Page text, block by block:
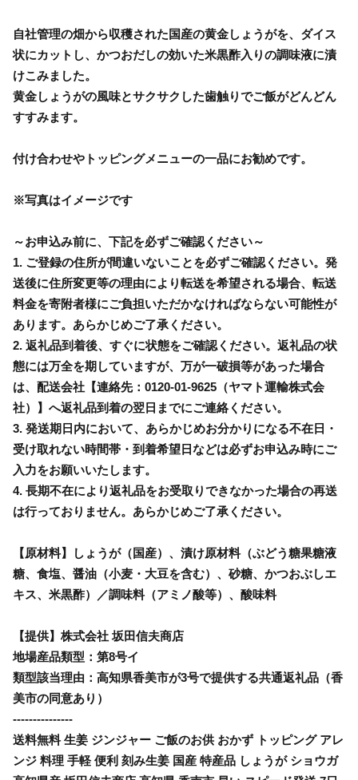
自社管理の畑から収穫された国産の黄金しょうがを、ダイス
状にカットし、かつおだしの効いた米黒酢入りの調味液に漬
けこみました。
黄金しょうがの風味とサクサクした歯触りでご飯がどんどん
すすみます。
付け合わせやトッピングメニューの一品にお勧めです。
※写真はイメージです
～お申込み前に、下記を必ずご確認ください～
1. ご登録の住所が間違いないことを必ずご確認ください。発
送後に住所変更等の理由により転送を希望される場合、転送
料金を寄附者様にご負担いただかなければならない可能性が
あります。あらかじめご了承ください。
2. 返礼品到着後、すぐに状態をご確認ください。返礼品の状
態には万全を期していますが、万が一破損等があった場合
は、配送会社【連絡先：0120-01-9625（ヤマト運輸株式会
社）】へ返礼品到着の翌日までにご連絡ください。
3. 発送期日内において、あらかじめお分かりになる不在日・
受け取れない時間帯・到着希望日などは必ずお申込み時にご
入力をお願いいたします。
4. 長期不在により返礼品をお受取りできなかった場合の再送
は行っておりません。あらかじめご了承ください。
【原材料】しょうが（国産）、漬け原材料（ぶどう糖果糖液
糖、食塩、醤油（小麦・大豆を含む）、砂糖、かつおぶしエ
キス、米黒酢）／調味料（アミノ酸等）、酸味料
【提供】株式会社 坂田信夫商店
地場産品類型：第8号イ
類型該当理由：高知県香美市が3号で提供する共通返礼品（香
美市の同意あり）
---------------
送料無料 生姜 ジンジャー ご飯のお供 おかず トッピング アレ
ンジ 料理 手軽 便利 刻み生姜 国産 特産品 しょうが ショウガ